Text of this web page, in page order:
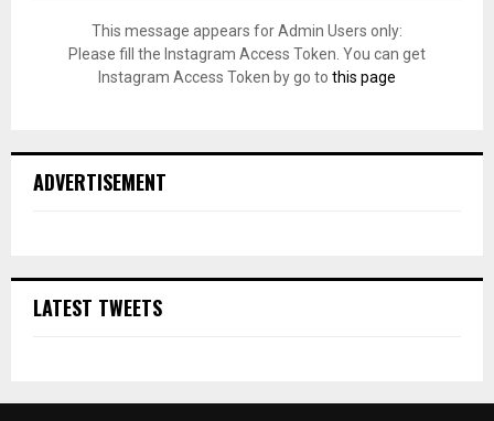
This message appears for Admin Users only:
Please fill the Instagram Access Token. You can get
Instagram Access Token by go to this page
ADVERTISEMENT
LATEST TWEETS